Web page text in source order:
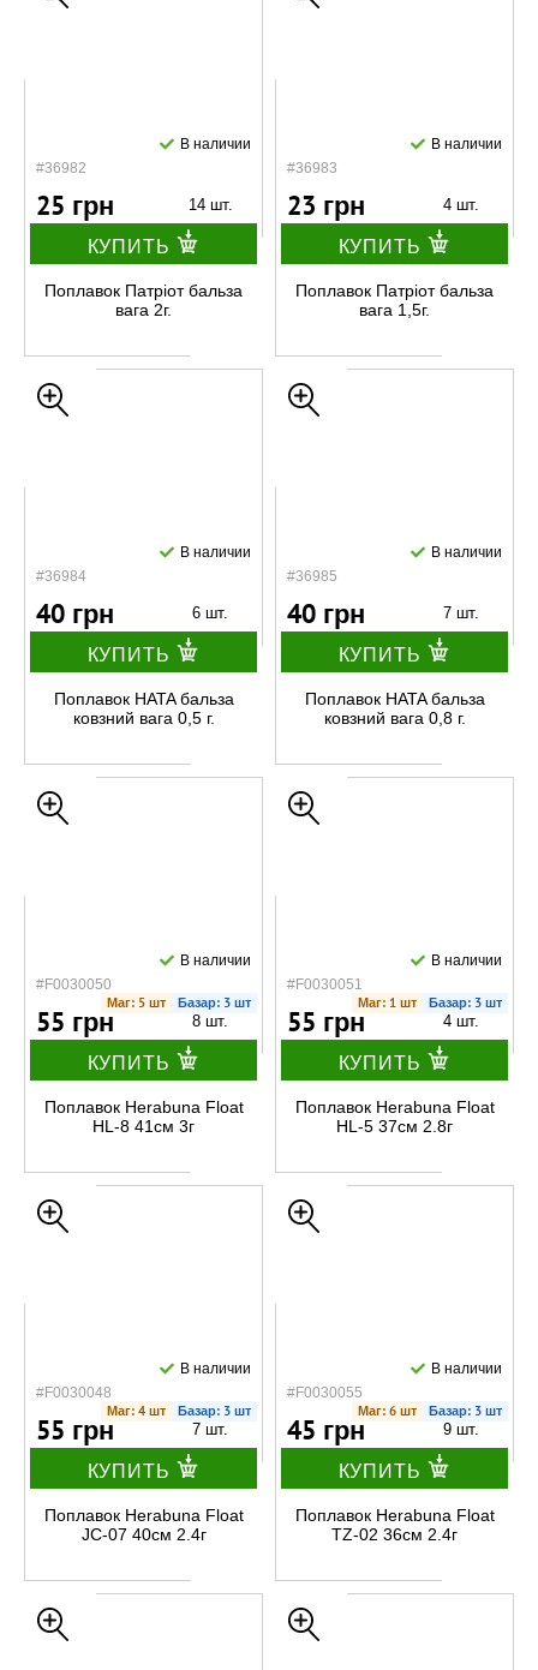
#36982
В наличии
25 грн 14 шт.
КУПИТЬ
Поплавок Патріот бальза
вага 2г.
#36983
В наличии
23 грн 4 шт.
КУПИТЬ
Поплавок Патріот бальза
вага 1,5г.
#36984
В наличии
40 грн 6 шт.
КУПИТЬ
Поплавок HATA бальза
ковзний вага 0,5 г.
#36985
В наличии
40 грн 7 шт.
КУПИТЬ
Поплавок HATA бальза
ковзний вага 0,8 г.
#F0030050
В наличии
Маг: 5 шт Базар: 3 шт
55 грн 8 шт.
КУПИТЬ
Поплавок Herabuna Float
HL-8 41см 3г
#F0030051
В наличии
Маг: 1 шт Базар: 3 шт
55 грн 4 шт.
КУПИТЬ
Поплавок Herabuna Float
HL-5 37см 2.8г
#F0030048
В наличии
Маг: 4 шт Базар: 3 шт
55 грн 7 шт.
КУПИТЬ
Поплавок Herabuna Float
JC-07 40см 2.4г
#F0030055
В наличии
Маг: 6 шт Базар: 3 шт
45 грн 9 шт.
КУПИТЬ
Поплавок Herabuna Float
TZ-02 36см 2.4г